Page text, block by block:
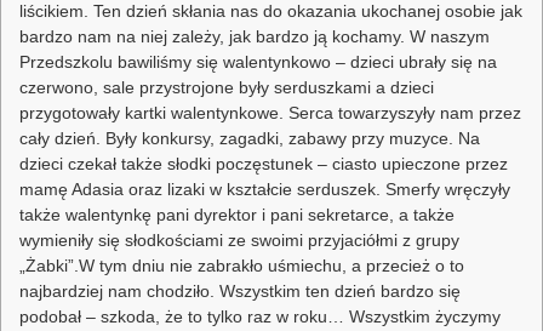
liścikiem. Ten dzień skłania nas do okazania ukochanej osobie jak
bardzo nam na niej zależy, jak bardzo ją kochamy. W naszym
Przedszkolu bawiliśmy się walentynkowo – dzieci ubrały się na
czerwono, sale przystrojone były serduszkami a dzieci
przygotowały kartki walentynkowe. Serca towarzyszyły nam przez
cały dzień. Były konkursy, zagadki, zabawy przy muzyce. Na
dzieci czekał także słodki poczęstunek – ciasto upieczone przez
mamę Adasia oraz lizaki w kształcie serduszek. Smerfy wręczyły
także walentynkę pani dyrektor i pani sekretarce, a także
wymieniły się słodkościami ze swoimi przyjaciółmi z grupy
„Żabki”.W tym dniu nie zabrakło uśmiechu, a przecież o to
najbardziej nam chodziło. Wszystkim ten dzień bardzo się
podobał – szkoda, że to tylko raz w roku… Wszystkim życzymy